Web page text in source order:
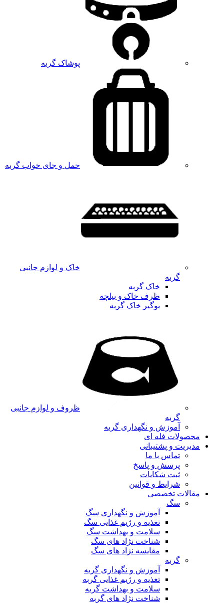
پوشاک گربه
حمل و جای خواب گربه
خاک و لوازم جانبی
گربه
خاک گربه
ظرف خاک و بیلچه
بوگیر خاک گربه
ظروف و لوازم جانبی
گربه
آموزش و نگهداری گربه
محصولات فله ای
مدیریت و پشتیبانی
تماس با ما
پرسش و پاسخ
ثبت شکایات
شرایط و قوانین
مقالات تخصصی
سگ
آموزش و نگهداری سگ
تغذیه و رژیم غذایی سگ
سلامت و بهداشت سگ
شناخت نژاد های سگ
مقایسه نژاد های سگ
گربه
آموزش و نگهداری گربه
تغذیه و رژیم غذایی گربه
سلامت و بهداشت گربه
شناخت نژاد های گربه